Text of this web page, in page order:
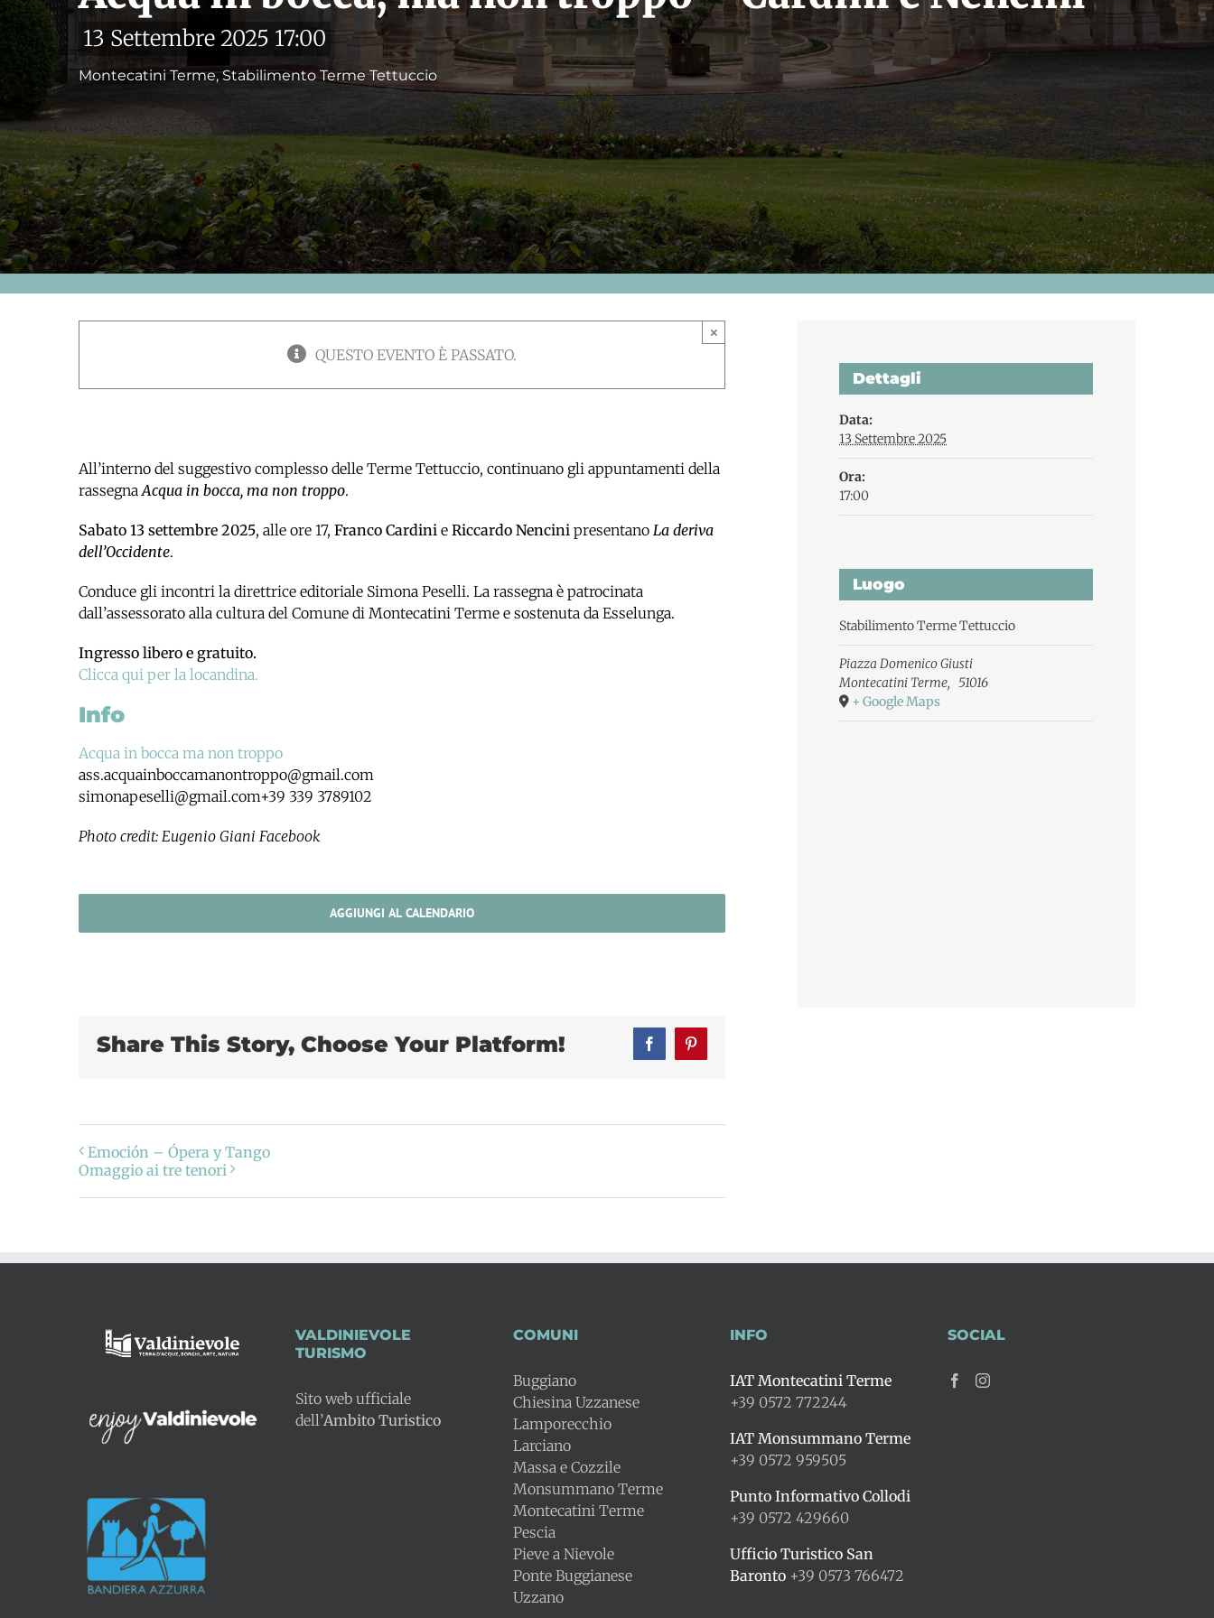
13 Settembre 2025 17:00
Montecatini Terme, Stabilimento Terme Tettuccio
QUESTO EVENTO È PASSATO.
×
All’interno del suggestivo complesso delle Terme Tettuccio, continuano gli appuntamenti della
rassegnaAcqua in bocca, ma non troppo.
Sabato 13 settembre 2025, alle ore 17, Franco Cardini e Riccardo Nencini presentano La deriva
dell’Occidente.
Conduce gli incontri la direttrice editoriale Simona Peselli. La rassegna è patrocinata
dall’assessorato alla cultura del Comune di Montecatini Terme e sostenuta da Esselunga.
Ingresso libero e gratuito.
Clicca qui per la locandina.
Info
Acqua in bocca ma non troppo
ass.acquainboccamanontroppo@gmail.com
simonapeselli@gmail.com+39 339 3789102
Photo credit: Eugenio Giani Facebook
AGGIUNGI AL CALENDARIO
Share This Story, Choose Your Platform! FacebookPinterest
Emoción – Ópera y Tango
Omaggio ai tre tenori
Dettagli
Data:
13 Settembre 2025
Ora:
17:00
Luogo
Stabilimento Terme Tettuccio
Piazza Domenico Giusti
Montecatini Terme, 51016
+ Google Maps
VALDINIEVOLE
TURISMO
Sito web ufficiale
dell’Ambito Turistico
COMUNI
Buggiano
Chiesina Uzzanese
Lamporecchio
Larciano
Massa e Cozzile
Monsummano Terme
Montecatini Terme
Pescia
Pieve a Nievole
Ponte Buggianese
Uzzano
INFO
IAT Montecatini Terme
+39 0572 772244
IAT Monsummano Terme
+39 0572 959505
Punto Informativo Collodi
+39 0572 429660
Ufficio Turistico San
Baronto +39 0573 766472
SOCIAL